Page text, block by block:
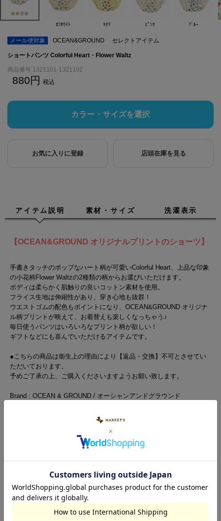
ｵﾌﾎﾜｲﾄ ｷﾅﾘ ﾋﾟﾝｸ ﾌﾞﾙｰ
メール便対象 OCEAN&GROUND セレクトアイテム
ショートパンツ Colorful Heart・Flower Waltz
商品番号 1321101-1321102
880 税込
カラー・サイズを選択
お気に入りに登録 店頭在庫を見る
アイテム説明 素材・サイズ 洗濯表示
【OCEAN&GROUND オリジナルプリントのショーツ】
手書きタッチのポップなハート柄が可愛いColorful Heart、上品な印象
の小花柄Flower Waltzの2種類の柄からお選びいただけます。
ボディは柔らかく肌触りの良いコットン素材を使用。
フライス生地は伸縮性があり、穿き心地も抜群！
ウエストゴムの配色もポイントになり、OCEAN&GROUND オリジナ
ル柄プリントが映えて、お着替えも楽しくなっちゃう♪
毎日使うパンツはいろいろなプリント柄が欲しい！
ギフトなどにも喜んでいただけるアイテムです。
●こちらの商品は衛生上の理由により【返品・交換】不可とさせてい
ただいております。
予めご了承の上、ご購入くださいますようお願い致します。
Brand : OCEAN & GROUND / オーシャンアンドグラウンド
ネットを使用し、お洗濯して下さい。
蛍光漂白剤入りのご利用は、お避け下さい。
タンブラー(回転式乾燥機)のご使用はお避け下さい。
濡れた状態で長時間放置すると移染する恐れがありますので、
洗濯後は形を整えてすぐに陰干しして下さい。
※カラーバリエーションの平置き画像が実際に近いお色味になっておりま
す。
※尚、お客様のご使用のモニターやブラウザなどの環境により、実物と異な
る場合がございます。